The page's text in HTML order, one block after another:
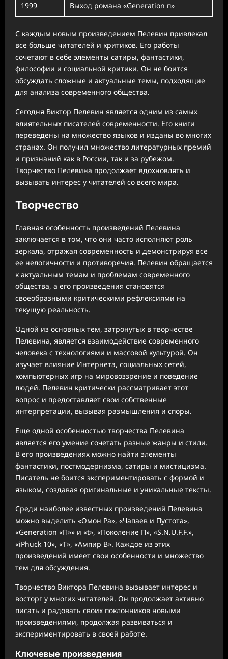
1999 Выход романа «Generation п»
С каждым новым произведением Пелевин привлекал
все больше читателей и критиков. Его работы
сочетают в себе элементы сатиры, фантастики,
философии и социальной критики. Он не боится
обсуждать сложные и актуальные темы, подходящие
для анализа современного общества.
Сегодня Виктор Пелевин является одним из самых
влиятельных писателей современности. Его книги
переведены на множество языков и изданы во многих
странах. Он получил множество литературных премий
и признаний как в России, так и за рубежом.
Творчество Пелевина продолжает вдохновлять и
вызывать интерес у читателей со всего мира.
Творчество
Главная особенность произведений Пелевина
заключается в том, что они часто исполняют роль
зеркала, отражая современность и демонстрируя все
ее нелогичности и противоречия. Пелевин обращается
к актуальным темам и проблемам современного
общества, а его произведения становятся
своеобразными критическими рефлексиями на
текущую реальность.
Одной из основных тем, затронутых в творчестве
Пелевина, является взаимодействие современного
человека с технологиями и массовой культурой. Он
изучает влияние Интернета, социальных сетей,
компьютерных игр на мировоззрение и поведение
людей. Пелевин критически рассматривает этот
вопрос и предоставляет свои собственные
интерпретации, вызывая размышления и споры.
Еще одной особенностью творчества Пелевина
является его умение сочетать разные жанры и стили.
В его произведениях можно найти элементы
фантастики, постмодернизма, сатиры и мистицизма.
Писатель не боится экспериментировать с формой и
языком, создавая оригинальные и уникальные тексты.
Среди наиболее известных произведений Пелевина
можно выделить «Омон Ра», «Чапаев и Пустота»,
«Generation «П»» и «t», «Поколение П», «S.N.U.F.F.»,
«iPhuck 10», «Т», «Ампир В». Каждое из этих
произведений имеет свои особенности и множество
тем для обсуждения.
Творчество Виктора Пелевина вызывает интерес и
восторг у многих читателей. Он продолжает активно
писать и радовать своих поклонников новыми
произведениями, продолжая развиваться и
экспериментировать в своей работе.
Ключевые произведения